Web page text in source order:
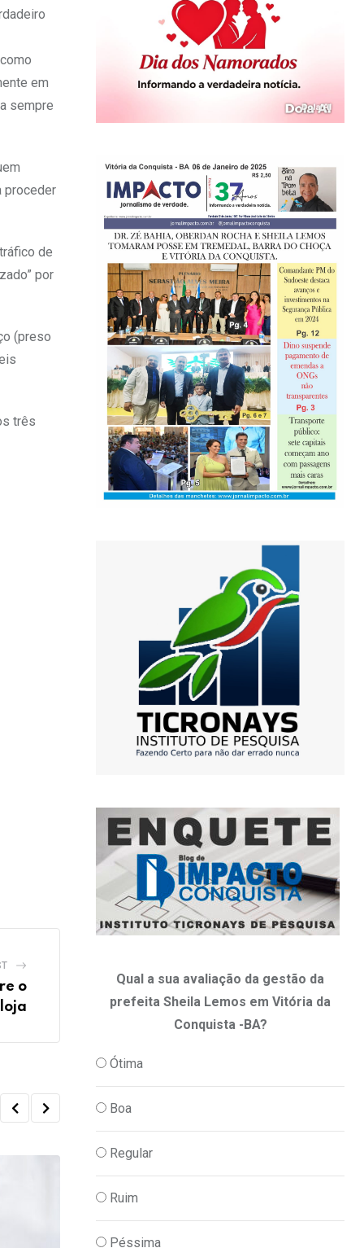
em
sempre
proceder
de
por
(preso
três
o
Qual a sua avaliação da gestão da
prefeita Sheila Lemos em Vitória da
Conquista -BA?
Ótima
Boa
Regular
Ruim
Péssima